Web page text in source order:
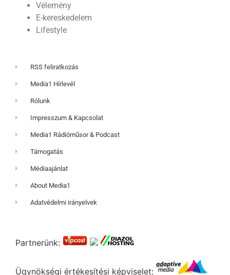
Vélemény
E-kereskedelem
Lifestyle
RSS feliratkozás
Media1 Hírlevél
Rólunk
Impresszum & Kapcsolat
Media1 Rádióműsor & Podcast
Támogatás
Médiaajánlat
About Media1
Adatvédelmi irányelvek
Partnerünk:
Ügynökségi értékesítési képviselet: